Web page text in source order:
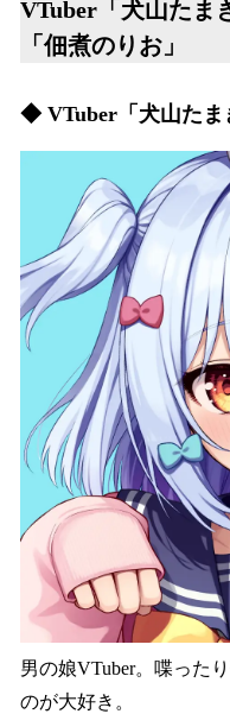
VTuber「犬山たま
「佃煮のりお」
◆ VTuber「犬山たま
男の娘VTuber。喋った
のが大好き。